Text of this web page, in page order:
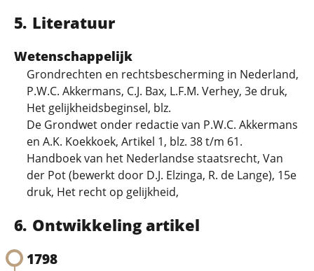
Literatuur
Wetenschappelijk
Grondrechten en rechtsbescherming in Nederland,
P.W.C. Akkermans, C.J. Bax, L.F.M. Verhey, 3e druk,
Het gelijkheidsbeginsel, blz.
De Grondwet onder redactie van P.W.C. Akkermans
en A.K. Koekkoek, Artikel 1, blz. 38 t/m 61.
Handboek van het Nederlandse staatsrecht, Van
der Pot (bewerkt door D.J. Elzinga, R. de Lange), 15e
druk, Het recht op gelijkheid,
Ontwikkeling artikel
1798